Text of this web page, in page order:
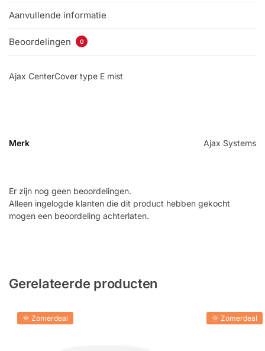
Aanvullende informatie
Beoordelingen 0
Ajax CenterCover type E mist
Merk Ajax Systems
Er zijn nog geen beoordelingen.
Alleen ingelogde klanten die dit product hebben gekocht
mogen een beoordeling achterlaten.
Gerelateerde producten
🌞 Zomerdeal 🌞 Zomerdeal